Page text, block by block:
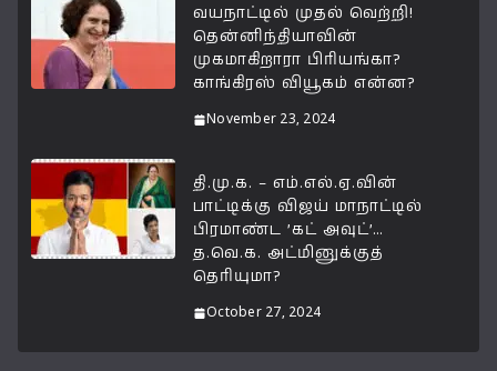
வயநாட்டில் முதல் வெற்றி!
தென்னிந்தியாவின்
முகமாகிறாரா பிரியங்கா?
காங்கிரஸ் வியூகம் என்ன?
November 23, 2024
தி.மு.க. – எம்.எல்.ஏ.வின்
பாட்டிக்கு விஜய் மாநாட்டில்
பிரமாண்ட ’கட் அவுட்’…
த.வெ.க. அட்மினுக்குத்
தெரியுமா?
October 27, 2024